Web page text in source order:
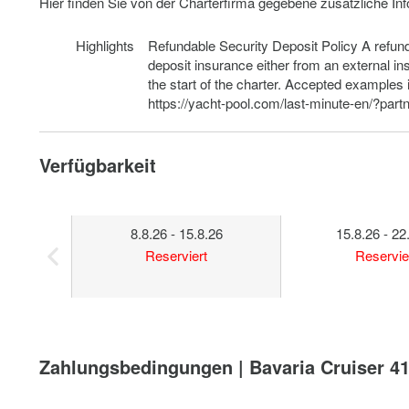
Highlights
Refundable Security Deposit Policy A
deposit insurance either from an external
the start of the charter. Accepted
https://yacht-pool.com/last-minute-en/
Verfügbarkeit
8.8.26 - 15.8.26
Reserviert
15.8.26 -
Zahlungsbedingungen | Bavaria Cruiser